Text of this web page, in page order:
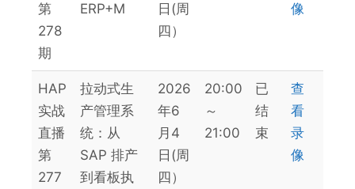
第
278
期
ERP+M
日(周
四）
像
HAP
实战
直播
第
277
拉动式生
产管理系
统：从
SAP 排产
到看板执
2026
年6
月4
日(周
四）
20:00
～
21:00
已
结
束
查
看
录
像